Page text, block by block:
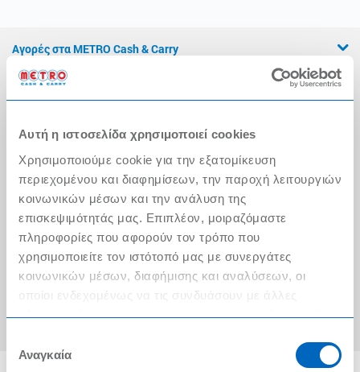
Αυτή η ιστοσελίδα χρησιμοποιεί cookies
Χρησιμοποιούμε cookie για την εξατομίκευση
περιεχομένου και διαφημίσεων, την παροχή λειτουργιών
κοινωνικών μέσων και την ανάλυση της
επισκεψιμότητάς μας. Επιπλέον, μοιραζόμαστε
πληροφορίες που αφορούν τον τρόπο που
χρησιμοποιείτε τον ιστότοπό μας με συνεργάτες
κοινωνικών μέσων, διαφήμισης και αναλύσεων, οι
οποίοι ενδεχομένως να τις συνδυάσουν με άλλες
πληροφορίες που τους έχετε παραχωρήσει ή τις οποίες
των υπηρεσιών τους.
συγκατάθεσης
Αναγκαία
Αγορές στα METRO Cash & Carry
Εμπειρία METRO Cash & Carry
Η Αλυσίδα
Press Kit
Ο λογαριασμός μου
Τα METRO Cash & Carry δίπλα σας
Εταιρική Κοινωνική Ευθύνη
METRO ΑΕΒΕ